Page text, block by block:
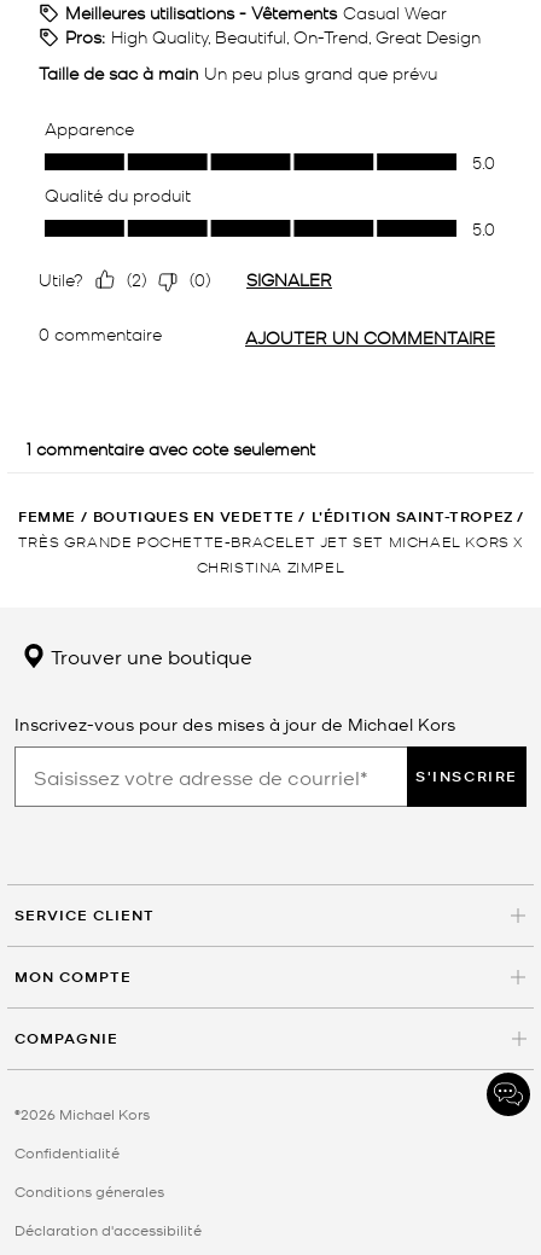
FEMME / BOUTIQUES EN VEDETTE / L’ÉDITION SAINT-TROPEZ /
TRÈS GRANDE POCHETTE-BRACELET JET SET MICHAEL KORS X
CHRISTINA ZIMPEL
Trouver une boutique
Inscrivez-vous pour des mises à jour de Michael Kors
S'INSCRIRE
SERVICE CLIENT
MON COMPTE
COMPAGNIE
©2026 Michael Kors
Confidentialité
Conditions génerales
Déclaration d'accessibilité